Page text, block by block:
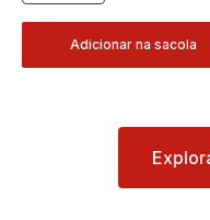
Adicionar na sacola